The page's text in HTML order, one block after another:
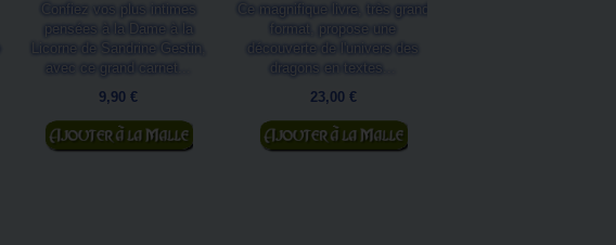
Confiez vos plus intimes
pensées à la Dame à la
Licorne de Sandrine Gestin,
avec ce grand carnet...
9,90 €
Ajouter au panier
Ce magnifique livre, très grand
format, propose une
découverte de l'univers des
dragons en textes...
23,00 €
Ajouter au panier